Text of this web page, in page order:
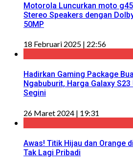
Motorola Luncurkan moto
Stereo Speakers dengan
50MP
18 Februari 2025 | 22:56
Hadirkan Gaming Package
Ngabuburit, Harga Galaxy S23
Segini
26 Maret 2024 | 19:31
Awas! Titik Hijau dan Orange
Tak Lagi Pribadi